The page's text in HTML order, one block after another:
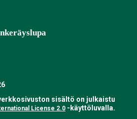
sisältö on julkaistu
License 2.0 -käyttöluvalla.